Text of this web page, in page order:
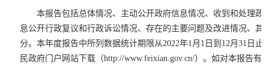
本报告包括总体情况、主动公开政府信息情况、收到和处理政
息公开行政复议和行政诉讼情况、存在的主要问题及改进情况、其
分。本年度报告中所列数据统计期限从2022年1月1日到12月31日
民政府门户网站下载（http://www.feixian.gov.cn/）。如对本报告有